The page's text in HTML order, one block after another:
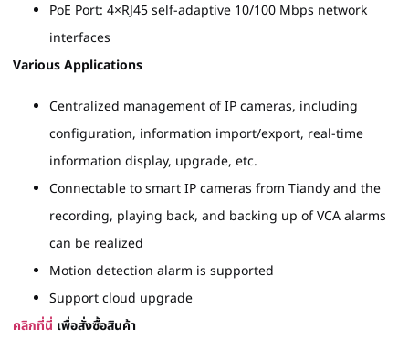
PoE Port: 4×RJ45 self-adaptive 10/100 Mbps network
interfaces
Various Applications
Centralized management of IP cameras, including
configuration, information import/export, real-time
information display, upgrade, etc.
Connectable to smart IP cameras from Tiandy and the
recording, playing back, and backing up of VCA alarms
can be realized
Motion detection alarm is supported
Support cloud upgrade
คลิกที่นี่ เพื่อสั่งซื้อสินค้า